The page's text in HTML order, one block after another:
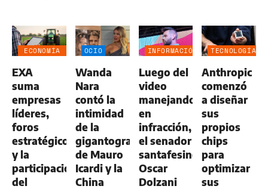
ECONOMÍA
EXA
suma
empresas
líderes,
foros
estratégicos
y la
participación
del
OCIO
Wanda
Nara
contó la
intimidad
de la
gigantografía
de Mauro
Icardi y la
China
INFORMACIÓN
Luego del
video
manejando
en
infracción,
el senador
santafesino
Oscar
Dolzani
TECNOLOGÍA
Anthropic
comenzó
a diseñar
sus
propios
chips
para
optimizar
sus